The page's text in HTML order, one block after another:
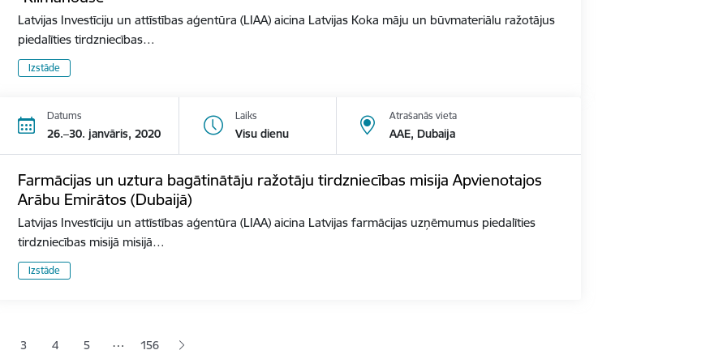
Latvijas Investīciju un attīstības aģentūra (LIAA) aicina Latvijas Koka māju un būvmateriālu ražotājus
piedalīties tirdzniecības…
Izstāde
Datums
26.–30. janvāris, 2020
Laiks
Visu dienu
Atrašanās vieta
AAE, Dubaija
Farmācijas un uztura bagātinātāju ražotāju tirdzniecības misija Apvienotajos
Arābu Emirātos (Dubaijā)
Latvijas Investīciju un attīstības aģentūra (LIAA) aicina Latvijas farmācijas uzņēmumus piedalīties
tirdzniecības misijā misijā…
Izstāde
lapaLapa
3 Lapa
4 Lapa
5 … 156